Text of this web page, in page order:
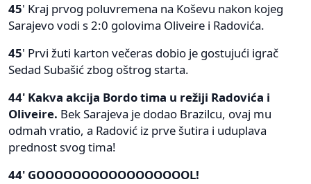
45' Kraj prvog poluvremena na Koševu nakon kojeg
Sarajevo vodi s 2:0 golovima Oliveire i Radovića.
45' Prvi žuti karton večeras dobio je gostujući igrač
Sedad Subašić zbog oštrog starta.
44' Kakva akcija Bordo tima u režiji Radovića i
Oliveire. Bek Sarajeva je dodao Brazilcu, ovaj mu
odmah vratio, a Radović iz prve šutira i uduplava
prednost svog tima!
44' GOOOOOOOOOOOOOOOOOL!